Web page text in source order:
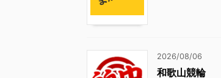
2026/08/06
和歌山競輪